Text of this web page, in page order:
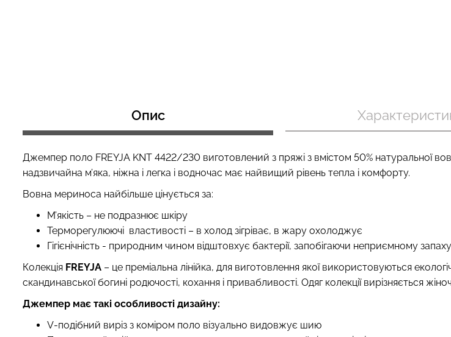
Опис
Джемпер поло FREYJA KNT 4422/230 виготовлений з пряжі з вмістом 50%
надзвичайна м’яка, ніжна і легка і водночас має найвищий рівень тепла і комфорту.
Вовна мериноса найбільше цінується за:
М’якість – не подразнює шкіру
Терморегулюючі властивості – в холод зігріває, в жару охолоджує
Гігієнічність - природним чином відштовхує бактерії, запобігаючи неприємному запаху
Колекція FREYJA – це преміальна лінійка, для виготовлення якої використовуються
скандинавської богині родючості, кохання і привабливості. Одяг колекції вирізняється
Джемпер має такі особливості дизайну:
V-подібний виріз з коміром поло візуально видовжує шию